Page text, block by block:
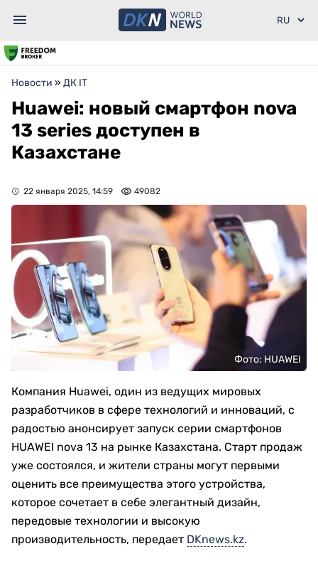
Новости » ДК IT
Huawei: новый смартфон nova
13 series доступен в
Казахстане
22 января 2025, 14:59 49082
Фото: HUAWEI
Компания Huawei, один из ведущих мировых
разработчиков в сфере технологий и инноваций, с
радостью анонсирует запуск серии смартфонов
HUAWEI nova 13 на рынке Казахстана. Старт продаж
уже состоялся, и жители страны могут первыми
оценить все преимущества этого устройства,
которое сочетает в себе элегантный дизайн,
передовые технологии и высокую
производительность, передает DKnews.kz.